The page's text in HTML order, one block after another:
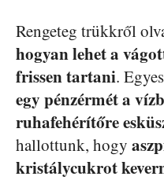
Rengeteg trükkről
hogyan lehet a
frissen tartani.
egy pénzérmét a
ruhafehérítőre
hallottunk, hogy
kristálycukrot